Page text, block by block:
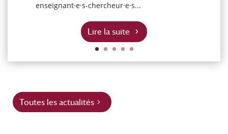
enseignant·e·s-chercheur·e·s...
Lire la suite
Toutes les actualités